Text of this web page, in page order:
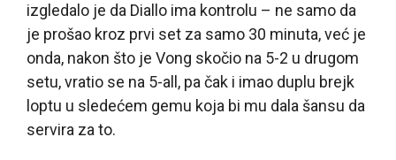
izgledalo je da Diallo ima kontrolu – ne samo da
je prošao kroz prvi set za samo 30 minuta, već je
onda, nakon što je Vong skočio na 5-2 u drugom
setu, vratio se na 5-all, pa čak i imao duplu brejk
loptu u sledećem gemu koja bi mu dala šansu da
servira za to.